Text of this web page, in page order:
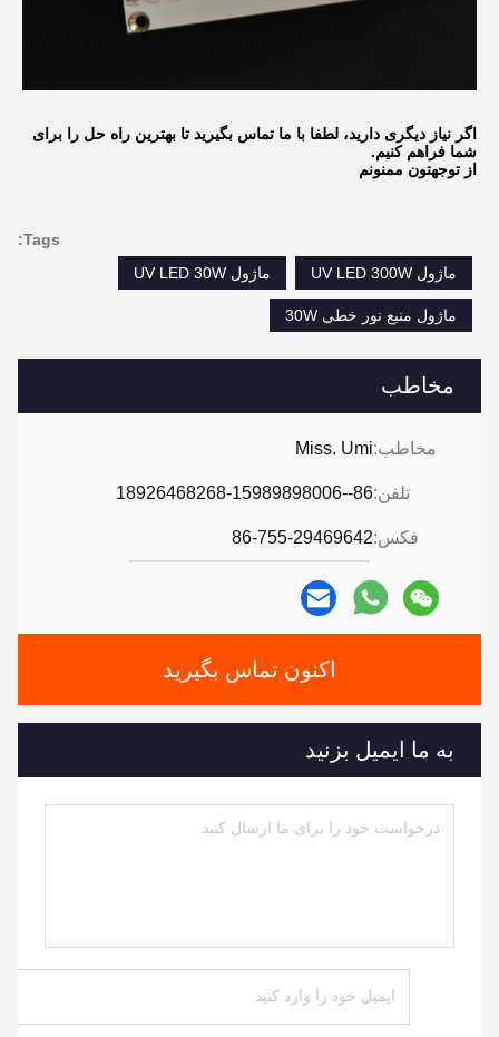
مخاطب
مخاطب:Miss. Umi
تلفن:86--18926468268-15989898006
فکس:86-755-29469642
اکنون تماس بگیرید
به ما ایمیل بزنید
اگر نیاز دیگری دارید، لطفا با ما تماس بگیرید تا بهترین راه حل را برای
شما فراهم کنیم.
از توجهتون ممنونم
Tags:
ماژول UV LED 300W
ماژول UV LED 30W
ماژول منبع نور خطی 30W